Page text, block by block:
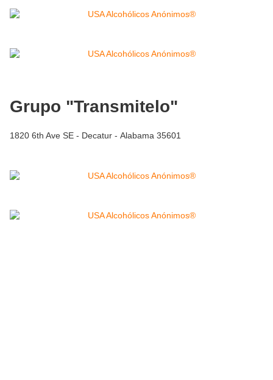
Grupo "Transmitelo"
1820 6th Ave SE - Decatur - Alabama 35601